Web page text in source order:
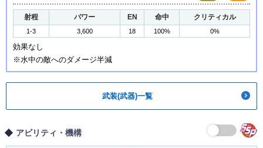
射程 パワー EN 命中 クリティカル
1-3 3,600 18 100% 0%
効果なし
※水中の敵へのダメージ半減
武装(武器)一覧
アビリティ・機構